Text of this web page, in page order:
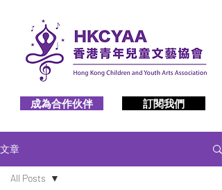
成為合作伙伴 訂閱我們
文章
All Posts